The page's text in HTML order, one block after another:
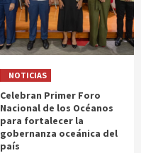
NOTICIAS
Celebran Primer Foro
Nacional de los Océanos
para fortalecer la
gobernanza oceánica del
país